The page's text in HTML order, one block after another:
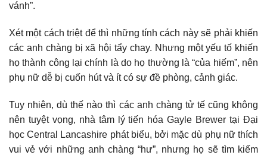
vánh”.
Xét một cách triệt để thì những tính cách này sẽ phải khiến
các anh chàng bị xã hội tẩy chay. Nhưng một yếu tố khiến
họ thành công lại chính là do họ thường là “của hiếm”, nên
phụ nữ dễ bị cuốn hút và ít có sự đề phòng, cảnh giác.
Tuy nhiên, dù thế nào thì các anh chàng tử tế cũng không
nên tuyệt vọng, nhà tâm lý tiến hóa Gayle Brewer tại Đại
học Central Lancashire phát biểu, bởi mặc dù phụ nữ thích
vui vẻ với những anh chàng “hư”, nhưng họ sẽ tìm kiếm